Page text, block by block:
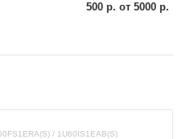
500 р. от 5000 р.
/ 1U60IS1EAB(S)